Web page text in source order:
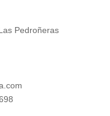
Pedroñeras